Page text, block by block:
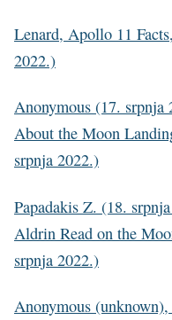
Lenard, Apollo 11
2022.)
Anonymous (17.
About the Moon
srpnja 2022.)
Papadakis Z. (18.
Aldrin Read on the
srpnja 2022.)
Anonymous